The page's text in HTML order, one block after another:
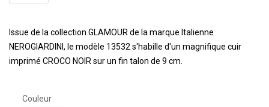
Issue de la collection GLAMOUR de la marque Italienne
NEROGIARDINI, le modèle 13532 s'habille d'un magnifique cuir
imprimé CROCO NOIR sur un fin talon de 9 cm.
Couleur